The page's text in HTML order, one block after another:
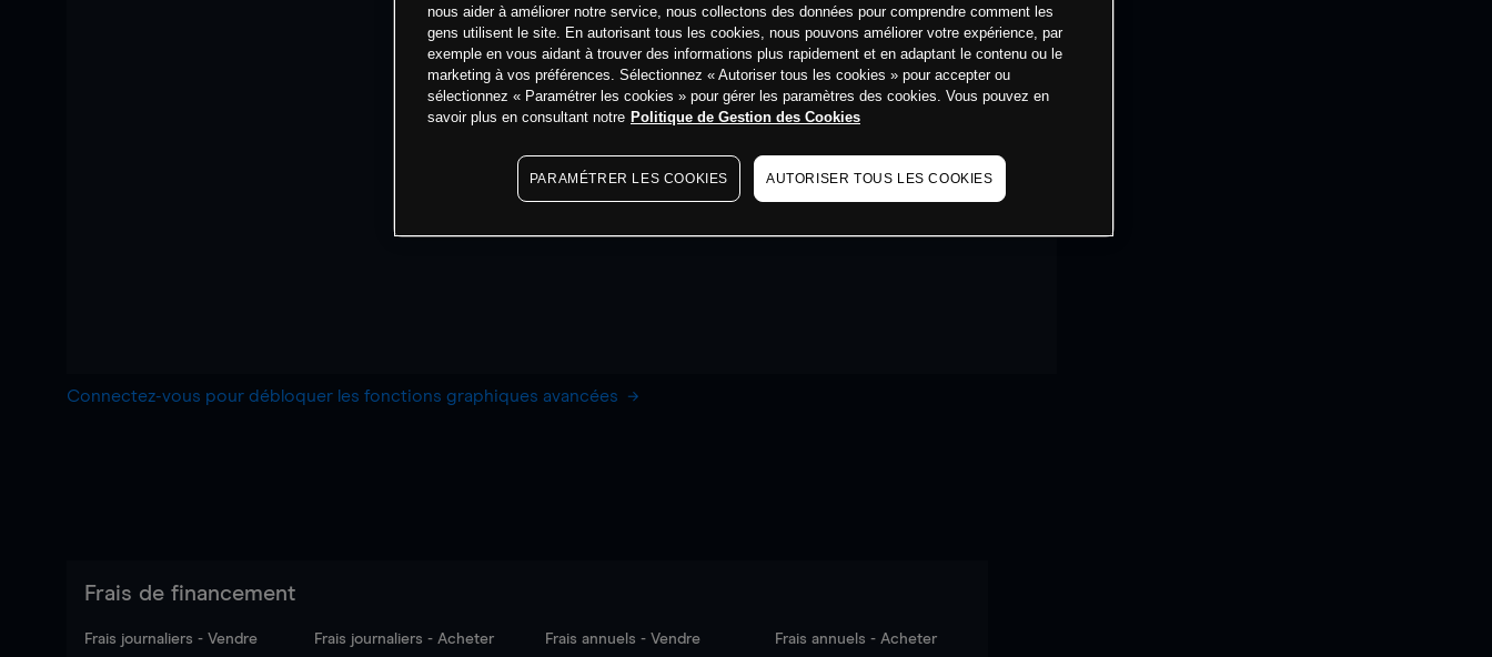
Connectez-vous pour débloquer les fonctions graphiques avancées
Frais de financement
Frais journaliers - Vendre Frais journaliers - Acheter Frais annuels - Vendre Frais annuels - Acheter
nous aider à améliorer notre service, nous collectons des données pour comprendre comment les
gens utilisent le site. En autorisant tous les cookies, nous pouvons améliorer votre expérience, par
exemple en vous aidant à trouver des informations plus rapidement et en adaptant le contenu ou le
marketing à vos préférences. Sélectionnez « Autoriser tous les cookies » pour accepter ou
sélectionnez « Paramétrer les cookies » pour gérer les paramètres des cookies. Vous pouvez en
savoir plus en consultant notre Politique de Gestion des Cookies
PARAMÉTRER LES COOKIES AUTORISER TOUS LES COOKIES